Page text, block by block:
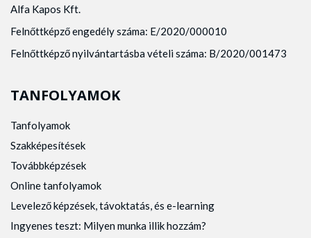
Alfa Kapos Kft.
Felnőttképző engedély száma: E/2020/000010
Felnőttképző nyilvántartásba vételi száma: B/2020/001473
TANFOLYAMOK
Tanfolyamok
Szakképesítések
Továbbképzések
Online tanfolyamok
Levelező képzések, távoktatás, és e-learning
Ingyenes teszt: Milyen munka illik hozzám?